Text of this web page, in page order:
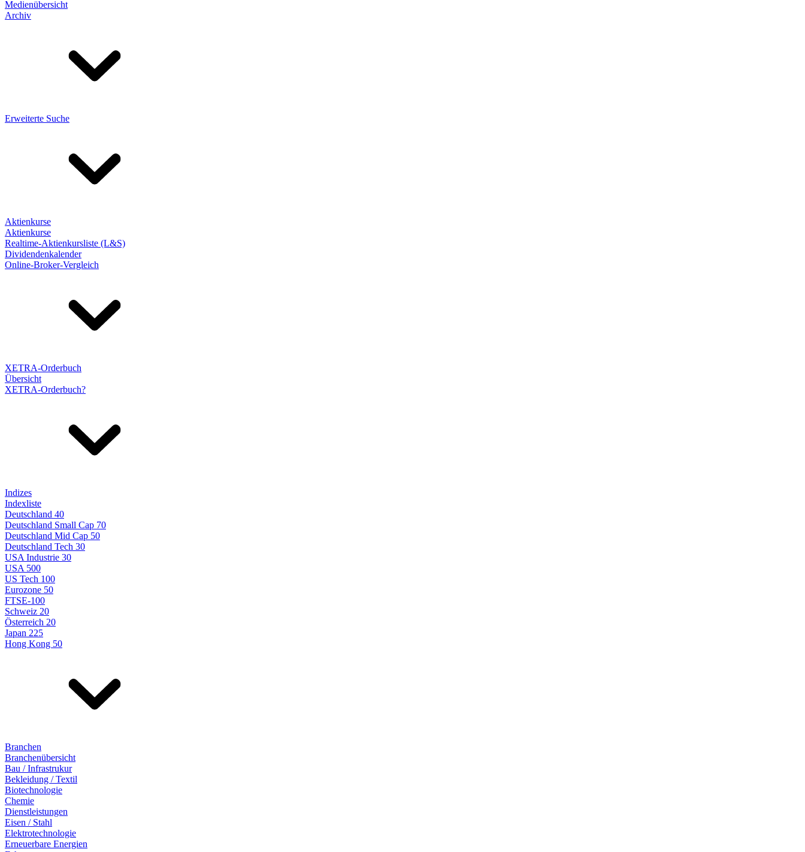
Medienübersicht
Archiv
Erweiterte Suche
Aktienkurse
Aktienkurse
Realtime-Aktienkursliste (L&S)
Dividendenkalender
Online-Broker-Vergleich
XETRA-Orderbuch
Übersicht
XETRA-Orderbuch?
Indizes
Indexliste
Deutschland 40
Deutschland Small Cap 70
Deutschland Mid Cap 50
Deutschland Tech 30
USA Industrie 30
USA 500
US Tech 100
Eurozone 50
FTSE-100
Schweiz 20
Österreich 20
Japan 225
Hong Kong 50
Branchen
Branchenübersicht
Bau / Infrastrukur
Bekleidung / Textil
Biotechnologie
Chemie
Dienstleistungen
Eisen / Stahl
Elektrotechnologie
Erneuerbare Energien